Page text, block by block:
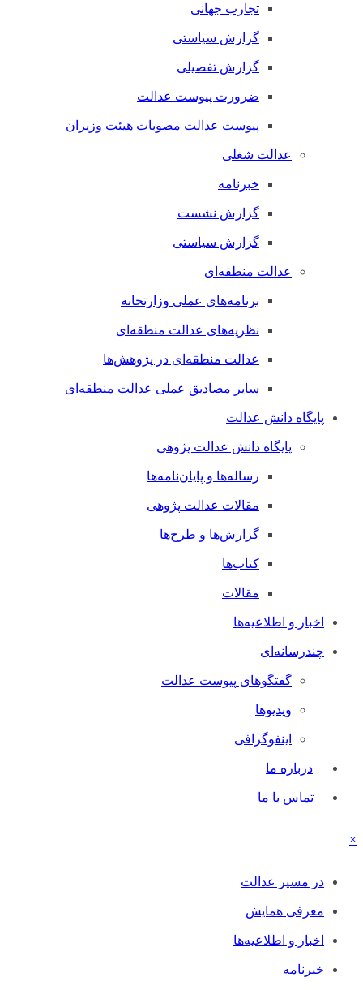
تجارب جهانی
گزارش سیاستی
گزارش تفصیلی
ضرورت پیوست عدالت
پیوست عدالت مصوبات هیئت وزیران
عدالت شغلی
خبرنامه
گزارش نشست
گزارش سیاستی
عدالت منطقه‌ای
برنامه‌های عملی وزارتخانه
نظریه‌های عدالت منطقه‌ای
عدالت منطقه‌ای در پژوهش‌ها
سایر مصادیق عملی عدالت منطقه‌ای
پایگاه دانش عدالت
پایگاه دانش عدالت پژوهی
رساله‌ها و پایان‌نامه‌ها
مقالات عدالت پژوهی
گزارش‌ها و طرح‌ها
کتاب‌ها
مقالات
اخبار و اطلاعیه‌ها
چندرسانه‌ای
گفتگوهای پیوست عدالت
ویدیوها
اینفوگرافی
درباره ما
تماس با ما
×
در مسیر عدالت
معرفی همایش
اخبار و اطلاعیه‌ها
خبرنامه